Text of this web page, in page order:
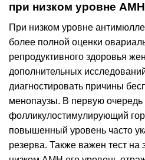
при низком уровне
При низком уровне
более полной оценки
репродуктивного здоровья
дополнительных
диагностировать причины
менопаузы. В первую очередь
фолликулостимулирующий
повышенный уровень часто
резерва. Также важен тест